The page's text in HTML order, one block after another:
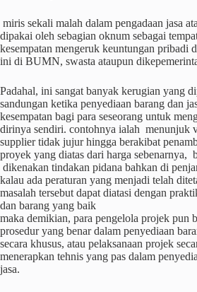
miris sekali malah dalam pengadaan jasa
dipakai oleh sebagian oknum sebagai
kesempatan mengeruk keuntungan pribadi
ini di BUMN, swasta ataupun
Padahal, ini sangat banyak kerugian yang
sandungan ketika penyediaan barang dan
kesempatan bagi para seseorang untuk
dirinya sendiri. contohnya ialah menunjuk
supplier tidak jujur hingga berakibat
proyek yang diatas dari harga sebenarnya,
dikenakan tindakan pidana bahkan di
kalau ada peraturan yang menjadi telah
masalah tersebut dapat diatasi dengan
dan barang yang baik
maka demikian, para pengelola projek pun
prosedur yang benar dalam penyediaan
secara khusus, atau pelaksanaan projek
menerapkan tehnis yang pas dalam
jasa.